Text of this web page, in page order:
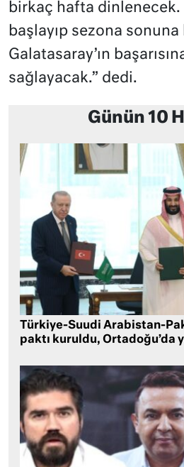
birkaç hafta
başlayıp sezona sonuna
Galatasaray’ın
sağlayacak.” dedi.
Günün 10
Türkiye-Suudi Arabistan-
paktı kuruldu, Ortadoğu’da